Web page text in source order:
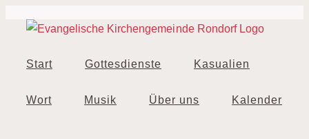
Inhalt
Start
Gottesdienste Kasualien
Wort Musik Über uns Kalender